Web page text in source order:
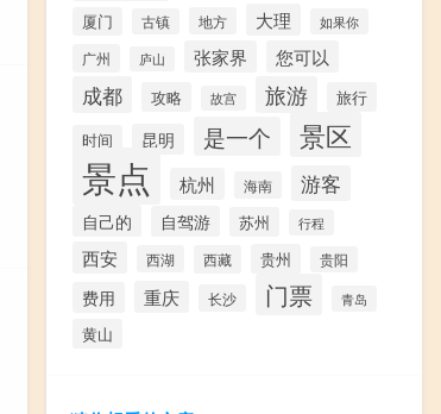
厦门
古镇 地方 大理 如果你
广州 庐山 张家界 您可以
成都 攻略 故宫 旅游
旅行
时间
昆明 是一个 景区
景点 杭州 海南 游客
自己的 自驾游 苏州 行程
西安 西湖 西藏 贵州 贵阳
费用 重庆 长沙 门票 青岛
黄山